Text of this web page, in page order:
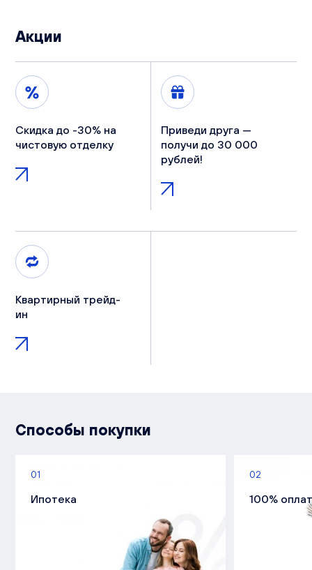
Акции
Скидка до -30% на
чистовую отделку
Приведи друга —
получи до 30 000
рублей!
Квартирный трейд-
ин
Способы покупки
01
Ипотека
02
100%